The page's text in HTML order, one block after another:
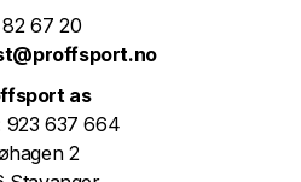
82 67 20
as
923 637 664
2